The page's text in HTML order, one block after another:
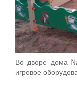
Во дворе дома
игровое